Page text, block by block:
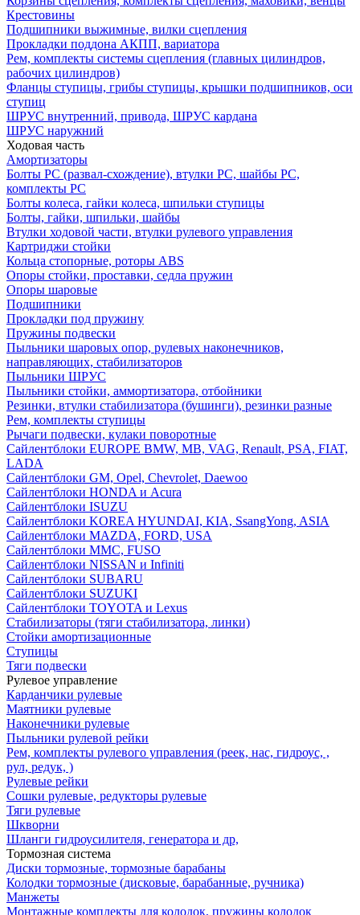
Крестовины
Подшипники выжимные, вилки сцепления
Прокладки поддона АКПП, вариатора
Рем, комплекты системы сцепления (главных цилиндров,
рабочих цилиндров)
Фланцы ступицы, грибы ступицы, крышки подшипников, оси
ступиц
ШРУС внутренний, привода, ШРУС кардана
ШРУС наружний
Ходовая часть
Амортизаторы
Болты РС (развал-схождение), втулки РС, шайбы РС,
комплекты РС
Болты колеса, гайки колеса, шпильки ступицы
Болты, гайки, шпильки, шайбы
Втулки ходовой части, втулки рулевого управления
Картриджи стойки
Кольца стопорные, роторы ABS
Опоры стойки, проставки, седла пружин
Опоры шаровые
Подшипники
Прокладки под пружину
Пружины подвески
Пыльники шаровых опор, рулевых наконечников,
направляющих, стабилизаторов
Пыльники ШРУС
Пыльники стойки, аммортизатора, отбойники
Резинки, втулки стабилизатора (бушинги), резинки разные
Рем, комплекты ступицы
Рычаги подвески, кулаки поворотные
Сайлентблоки EUROPE BMW, MB, VAG, Renault, PSA, FIAT,
LADA
Сайлентблоки GM, Opel, Chevrolet, Daewoo
Сайлентблоки HONDA и Acura
Сайлентблоки ISUZU
Сайлентблоки KOREA HYUNDAI, KIA, SsangYong, ASIA
Сайлентблоки MAZDA, FORD, USA
Сайлентблоки MMC, FUSO
Сайлентблоки NISSAN и Infiniti
Сайлентблоки SUBARU
Сайлентблоки SUZUKI
Сайлентблоки TOYOTA и Lexus
Стабилизаторы (тяги стабилизатора, линки)
Стойки амортизационные
Ступицы
Тяги подвески
Рулевое управление
Карданчики рулевые
Маятники рулевые
Наконечники рулевые
Пыльники рулевой рейки
Рем, комплекты рулевого управления (реек, нас, гидроус, ,
рул, редук, )
Рулевые рейки
Сошки рулевые, редукторы рулевые
Тяги рулевые
Шкворни
Шланги гидроусилителя, генератора и др,
Тормозная система
Диски тормозные, тормозные барабаны
Колодки тормозные (дисковые, барабанные, ручника)
Манжеты
Монтажные комплекты для колодок, пружины колодок